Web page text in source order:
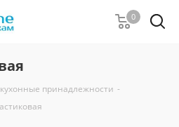
0
принадлежности -